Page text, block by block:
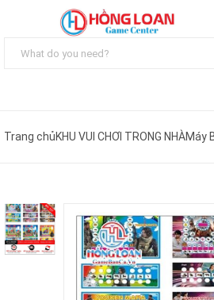
Trang chủKHU VUI CHƠI TRONG NHÀMáy